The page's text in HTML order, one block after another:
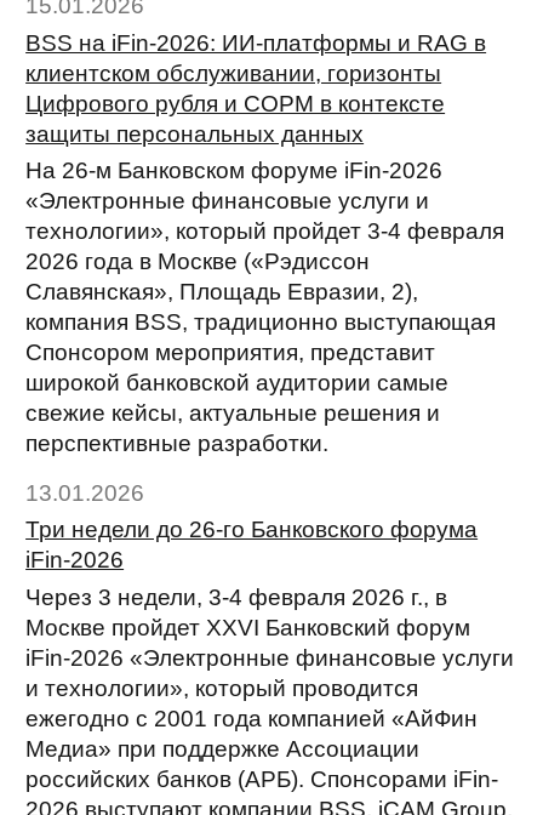
15.01.2026
BSS на iFin-2026: ИИ-платформы и RAG в
клиентском обслуживании, горизонты
Цифрового рубля и СОРМ в контексте
защиты персональных данных
На 26-м Банковском форуме iFin-2026
«Электронные финансовые услуги и
технологии», который пройдет 3-4 февраля
2026 года в Москве («Рэдиссон
Славянская», Площадь Евразии, 2),
компания BSS, традиционно выступающая
Спонсором мероприятия, представит
широкой банковской аудитории самые
свежие кейсы, актуальные решения и
перспективные разработки.
13.01.2026
Три недели до 26-го Банковского форума
iFin-2026
Через 3 недели, 3-4 февраля 2026 г., в
Москве пройдет XXVI Банковский форум
iFin-2026 «Электронные финансовые услуги
и технологии», который проводится
ежегодно с 2001 года компанией «АйФин
Медиа» при поддержке Ассоциации
российских банков (АРБ). Спонсорами iFin-
2026 выступают компании BSS, iCAM Group,